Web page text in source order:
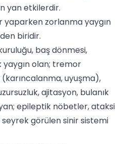
yan etkilerdir.
yaparken zorlanma yaygın
biridir.
baş dönmesi,
yaygın olan; tremor
uyuşma),
ajitasyon, bulanık
epileptik nöbetler, ataksi
görülen sinir sistemi